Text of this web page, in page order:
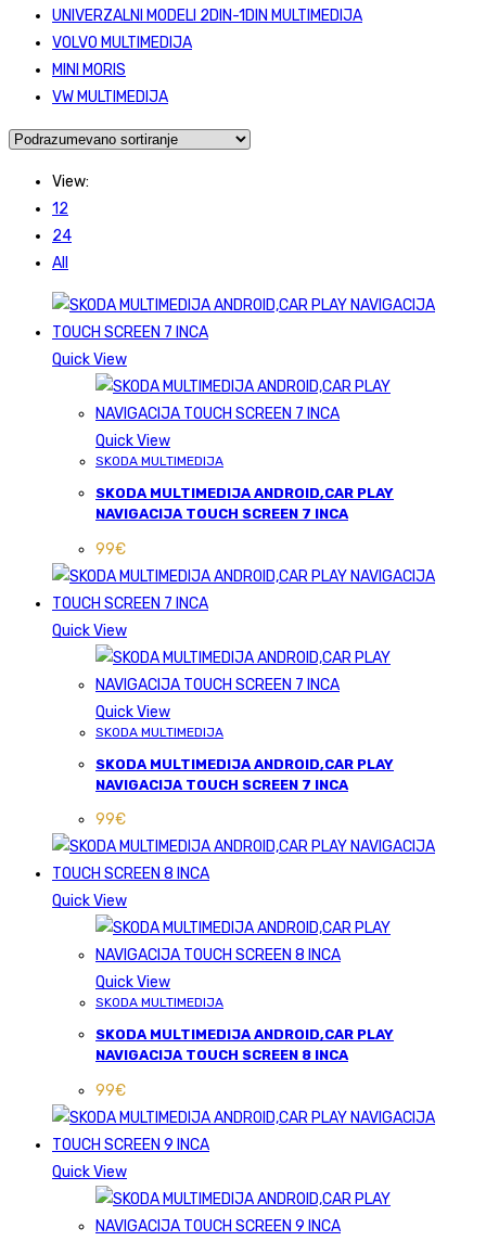
UNIVERZALNI MODELI 2DIN-1DIN MULTIMEDIJA
VOLVO MULTIMEDIJA
MINI MORIS
VW MULTIMEDIJA
View:
12
24
All
Quick View
Quick View
SKODA MULTIMEDIJA
SKODA MULTIMEDIJA ANDROID,CAR PLAY
NAVIGACIJA TOUCH SCREEN 7 INCA
99€
Quick View
Quick View
SKODA MULTIMEDIJA
SKODA MULTIMEDIJA ANDROID,CAR PLAY
NAVIGACIJA TOUCH SCREEN 7 INCA
99€
Quick View
Quick View
SKODA MULTIMEDIJA
SKODA MULTIMEDIJA ANDROID,CAR PLAY
NAVIGACIJA TOUCH SCREEN 8 INCA
99€
Quick View